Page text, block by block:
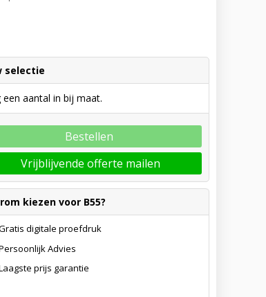
selectie
een aantal in bij maat.
Bestellen
Vrijblijvende offerte mailen
kiezen voor B55?
digitale proefdruk
Advies
prijs garantie